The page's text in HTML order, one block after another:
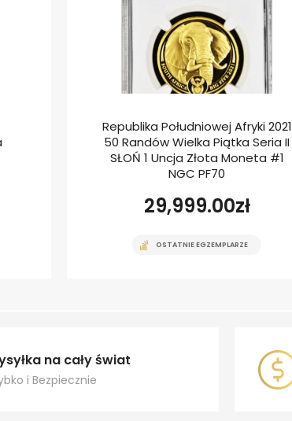
Republika Południowej Afryki 2021
50 Randów Wielka Piątka Seria II
SŁOŃ 1 Uncja Złota Moneta #1
NGC PF70
29,999.00zł
OSTATNIE EGZEMPLARZE
na cały świat
i Bezpiecznie